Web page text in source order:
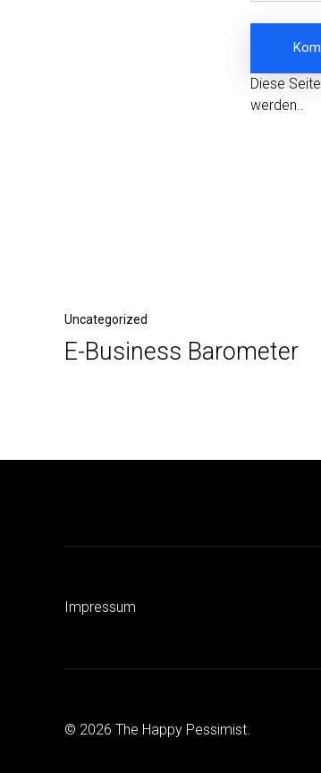
Diese
werden..
Vorheriger
Beitrag
Uncategorized
E-Business Barometer
Impressum
© 2026 The Happy Pessimist.